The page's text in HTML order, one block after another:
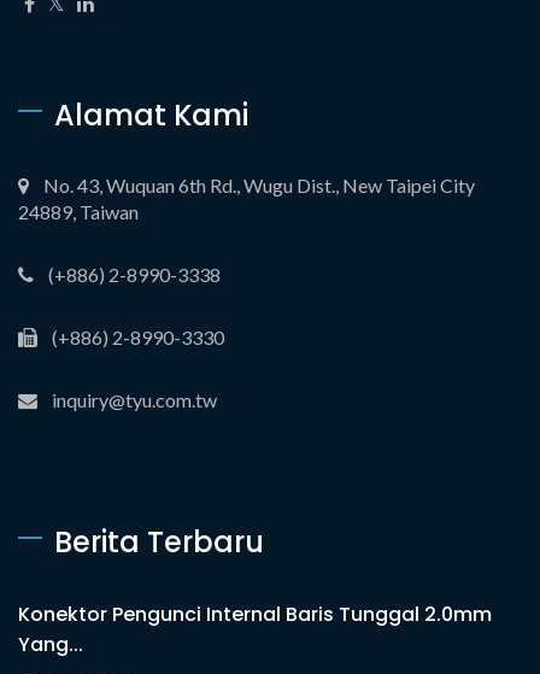
Alamat Kami
No. 43, Wuquan 6th Rd., Wugu Dist., New Taipei City
24889, Taiwan
(+886) 2-8990-3338
(+886) 2-8990-3330
inquiry@tyu.com.tw
Berita Terbaru
Konektor Pengunci Internal Baris Tunggal 2.0mm
Yang...